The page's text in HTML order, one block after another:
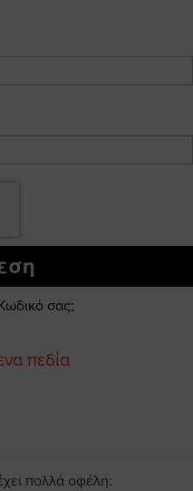
σας;
πολλά οφέλη: